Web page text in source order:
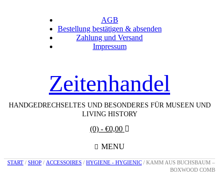
AGB
Bestellung bestätigen & absenden
Zahlung und Versand
Impressum
Zeitenhandel
HANDGEDRECHSELTES UND BESONDERES FÜR MUSEEN UND
LIVING HISTORY
(0)- €0,00
MENU
START / SHOP / ACCESSOIRES / HYGIENE - HYGIENIC / KAMM AUS BUCHSBAUM –
BOXWOOD COMB